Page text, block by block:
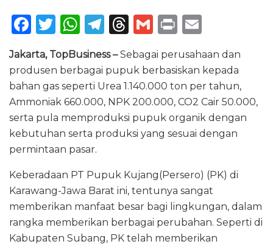
F
c
e
b
o
o
k
T
w
it
te
r
W
h
a
ts
A
p
p
T
e
g
ra
m
T
h
re
a
d
s
G
m
ai
l
P
n
t
ai
l
Jakarta, TopBusiness –Sebagai perusahaan dan
produsen berbagai pupuk berbasiskan kepada
bahan gas seperti Urea 1.140.000 ton per tahun,
Ammoniak 660.000, NPK 200.000, CO2 Cair 50.000,
serta pula memproduksi pupuk organik dengan
kebutuhan serta produksi yang sesuai dengan
permintaan pasar.
Keberadaan PT Pupuk Kujang(Persero) (PK) di
Karawang-Jawa Barat ini, tentunya sangat
memberikan manfaat besar bagi lingkungan, dalam
rangka memberikan berbagai perubahan. Seperti di
Kabupaten Subang, PK telah memberikan